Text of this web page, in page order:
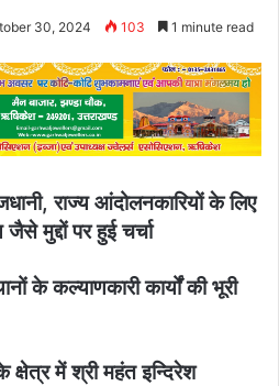
30, 2024 103 1 minute read
राज्य आंदोलनकारियों के लिए
मुद्दों पर हुई चर्चा
के कल्याणकारी कार्यों की भूरी
क्षेत्र में श्री महंत इन्दिरेश